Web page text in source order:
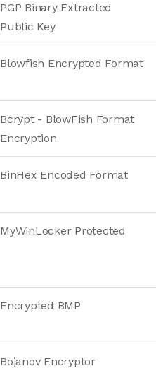
PGP Binary Extracted
Public Key
Blowfish Encrypted Format
Bcrypt - BlowFish Format
Encryption
BinHex Encoded Format
MyWinLocker Protected
Encrypted BMP
Bojanov Encryptor